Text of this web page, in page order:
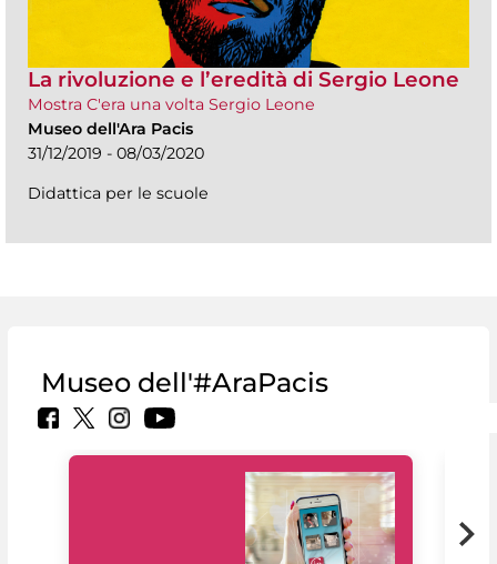
La rivoluzione e l’eredità di Sergio Leone
Mostra C'era una volta Sergio Leone
Museo dell'Ara Pacis
31/12/2019 - 08/03/2020
Didattica per le scuole
Museo dell'#AraPacis